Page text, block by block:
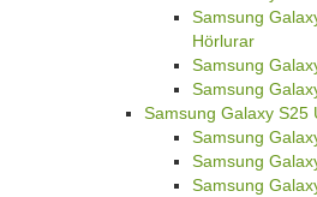
Samsung
Hörlurar
Samsung
Samsung
Samsung Galaxy S25
Samsung
Samsung
Samsung